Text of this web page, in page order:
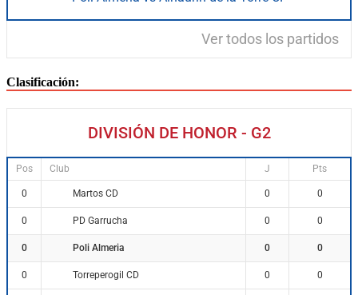
Ver todos los partidos
Clasificación:
DIVISIÓN DE HONOR - G2
Pos Club J Pts
0 Martos CD 0 0
0 PD Garrucha 0 0
0 Poli Almeria 0 0
0 Torreperogil CD 0 0